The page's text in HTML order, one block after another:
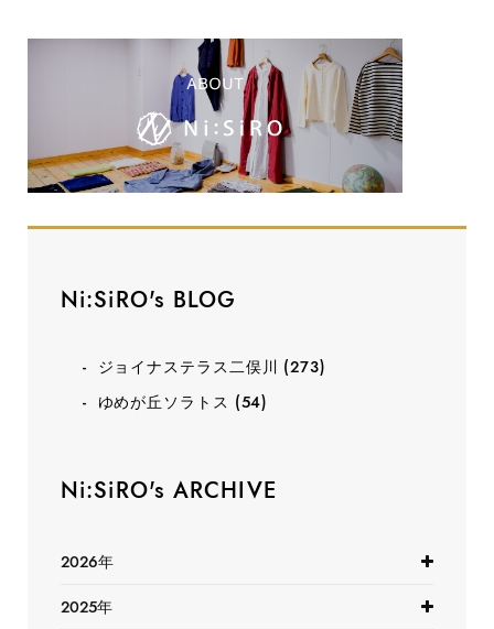
Ni:SiRO's BLOG
ジョイナステラス二俣川 (273)
ゆめが丘ソラトス (54)
Ni:SiRO's ARCHIVE
2026年
2025年